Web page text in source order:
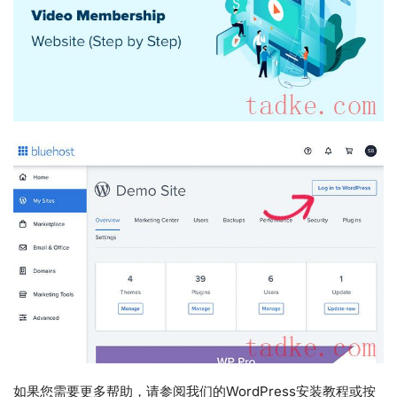
如果您需要更多帮助，请参阅我们的WordPress安装教程或按